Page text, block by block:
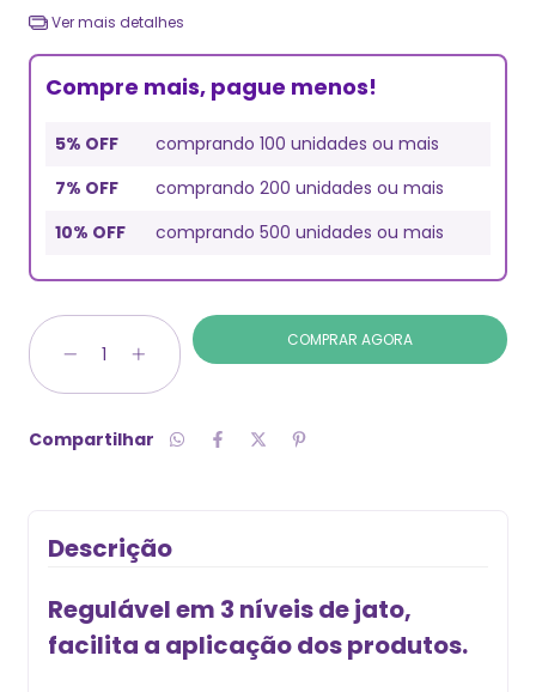
Ver mais detalhes
Compre mais, pague menos!
5% OFF
comprando 100 unidades ou mais
7% OFF
comprando 200 unidades ou mais
10% OFF
comprando 500 unidades ou mais
Compartilhar
Descrição
Regulável em 3 níveis de jato,
facilita a aplicação dos produtos.